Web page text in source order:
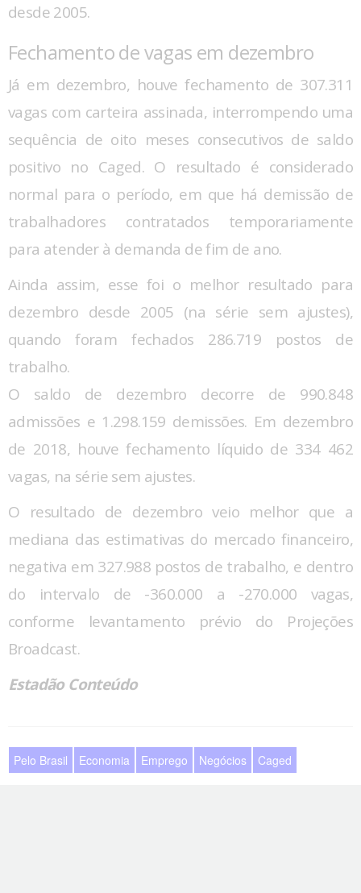
desde 2005.
Fechamento de vagas em dezembro
Já em dezembro, houve fechamento de 307.311
vagas com carteira assinada, interrompendo uma
sequência de oito meses consecutivos de saldo
positivo no Caged. O resultado é considerado
normal para o período, em que há demissão de
trabalhadores contratados temporariamente
para atender à demanda de fim de ano.
Ainda assim, esse foi o melhor resultado para
dezembro desde 2005 (na série sem ajustes),
quando foram fechados 286.719 postos de
trabalho.
O saldo de dezembro decorre de 990.848
admissões e 1.298.159 demissões. Em dezembro
de 2018, houve fechamento líquido de 334 462
vagas, na série sem ajustes.
O resultado de dezembro veio melhor que a
mediana das estimativas do mercado financeiro,
negativa em 327.988 postos de trabalho, e dentro
do intervalo de -360.000 a -270.000 vagas,
conforme levantamento prévio do Projeções
Broadcast.
Estadão Conteúdo
Pelo Brasil Economia Emprego Negócios Caged